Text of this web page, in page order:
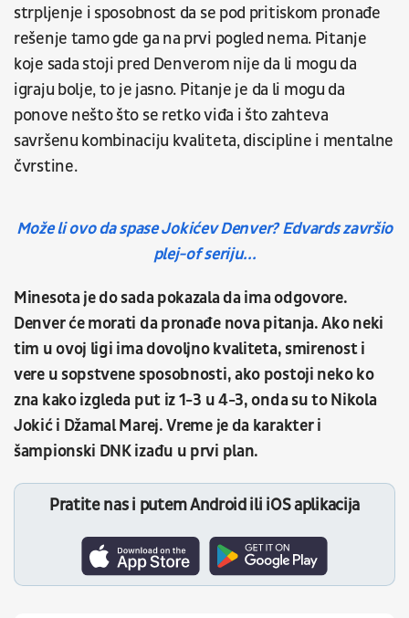
strpljenje i sposobnost da se pod pritiskom pronađe
rešenje tamo gde ga na prvi pogled nema. Pitanje
koje sada stoji pred Denverom nije da li mogu da
igraju bolje, to je jasno. Pitanje je da li mogu da
ponove nešto što se retko viđa i što zahteva
savršenu kombinaciju kvaliteta, discipline i mentalne
čvrstine.
Može li ovo da spase Jokićev Denver? Edvards završio
plej-of seriju...
Minesota je do sada pokazala da ima odgovore.
Denver će morati da pronađe nova pitanja. Ako neki
tim u ovoj ligi ima dovoljno kvaliteta, smirenost i
vere u sopstvene sposobnosti, ako postoji neko ko
zna kako izgleda put iz 1-3 u 4-3, onda su to Nikola
Jokić i Džamal Marej. Vreme je da karakter i
šampionski DNK izađu u prvi plan.
Pratite nas i putem Android ili iOS aplikacija